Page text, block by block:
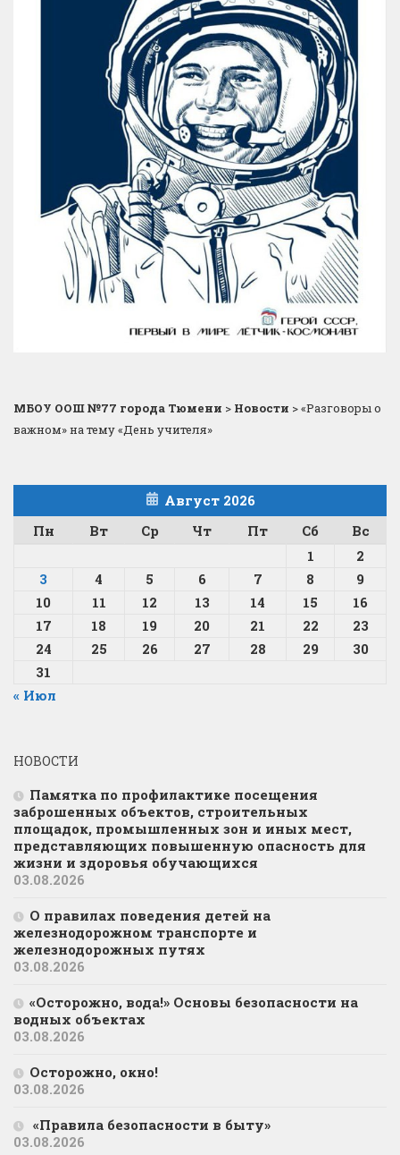
МБОУ ООШ №77 города Тюмени > Новости >«Разговоры о
важном» на тему «День учителя»
Август 2026
Пн
Вт Ср Чт Пт Сб
Вс
1
2
3
4 5 6 7 8
9
10
11 12 13 14 15
16
17
18 19 20 21 22
23
24
25 26 27 28 29
30
31
« Июл
НОВОСТИ
Памятка по профилактике посещения
заброшенных объектов, строительных
площадок, промышленных зон и иных мест,
представляющих повышенную опасность для
жизни и здоровья обучающихся
03.08.2026
О правилах поведения детей на
железнодорожном транспорте и
железнодорожных путях
03.08.2026
«Осторожно, вода!» Основы безопасности на
водных объектах
03.08.2026
Осторожно, окно!
03.08.2026
«Правила безопасности в быту»
03.08.2026